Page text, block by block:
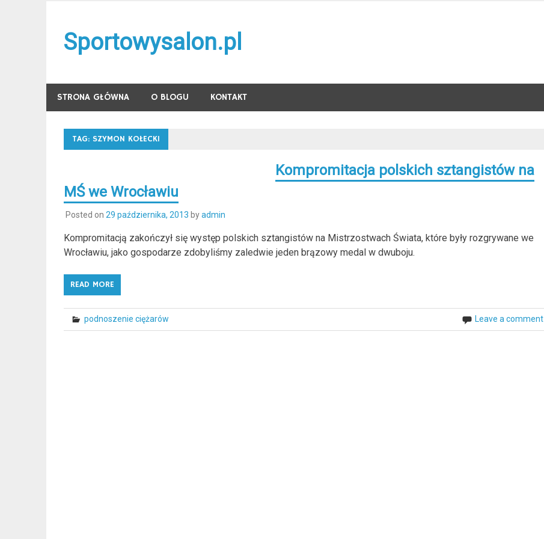
contentSportowysalon.pl
STRONA GŁÓWNA O BLOGU KONTAKT
TAG: SZYMON KOŁECKI
Kompromitacja polskich sztangistów na
MŚ we Wrocławiu
Posted on 29 października, 2013 byadmin
Kompromitacją zakończył się występ polskich sztangistów na Mistrzostwach Świata, które były rozgrywane we
Wrocławiu, jako gospodarze zdobyliśmy zaledwie jeden brązowy medal w dwuboju.
READ MORE
podnoszenie ciężarów Leave a comment